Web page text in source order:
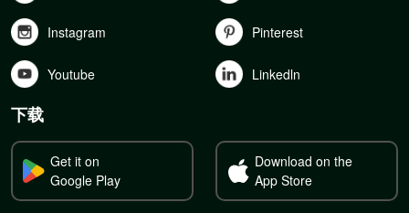
Instagram Pinterest
Youtube Linkedln
下载
Get it on
Google Play
Download on the
App Store